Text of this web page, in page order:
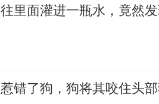
里面灌进一瓶水，竟然
错了狗，狗将其咬住头